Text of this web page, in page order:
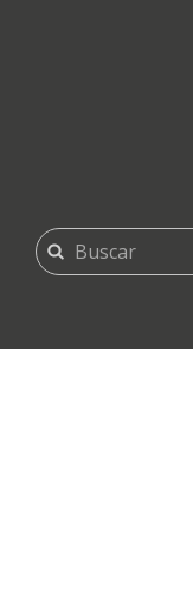
FORMULARIO
DE
BÚSQUEDA
Buscar